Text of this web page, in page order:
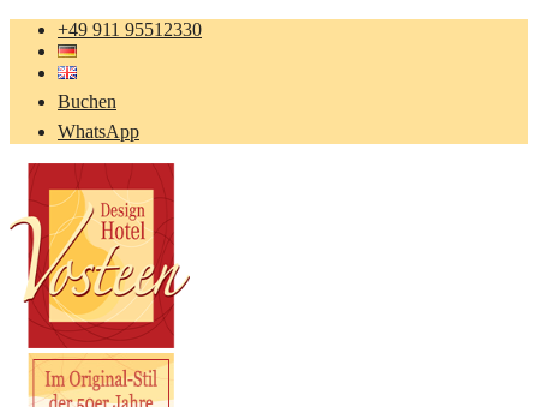
+49 911 95512330
Buchen
WhatsApp